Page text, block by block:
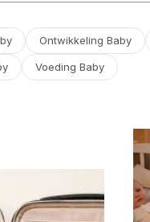
Ontwikkeling Baby
Voeding Baby